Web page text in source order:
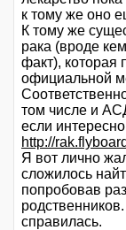
к тому же оно
К тому же
рака (вроде
факт), которая
официальной
том числе и
если
http://
Я вот лично
сложилось
попробовав
справилась.